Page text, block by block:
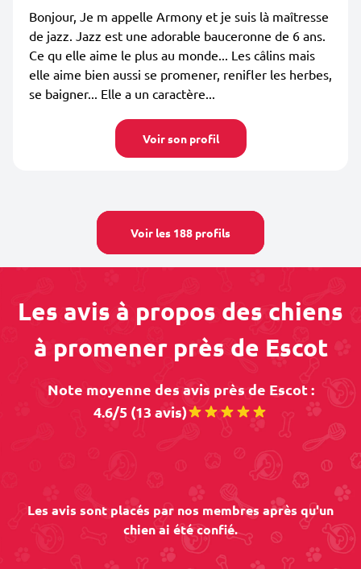
Bonjour, Je m appelle Armony et je suis là maîtresse
de jazz. Jazz est une adorable bauceronne de 6 ans.
Ce qu elle aime le plus au monde... Les câlins mais
elle aime bien aussi se promener, renifler les herbes,
se baigner... Elle a un caractère...
Voir son profil
Voir les 188 profils
Les avis à propos des chiens
à promener près de Escot
Note moyenne des avis près de Escot :
4.6/5 (13 avis)
Les avis sont placés par nos membres après qu'un
chien ai été confié.